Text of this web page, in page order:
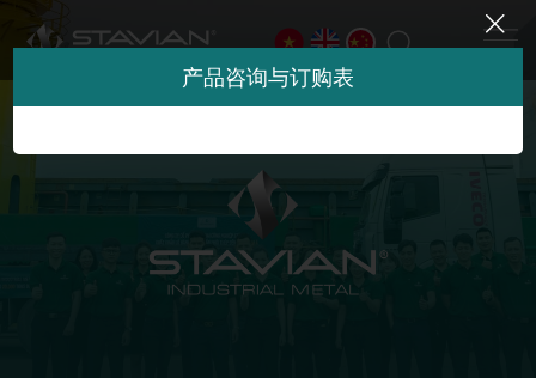
产品咨询与订购表